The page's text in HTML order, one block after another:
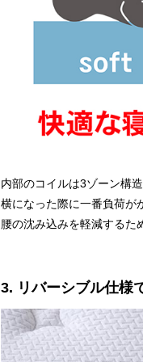
内部のコイルは3ゾーン構造
横になった際に一番負荷が
腰の沈み込みを軽減するた
3. リバーシブル仕様